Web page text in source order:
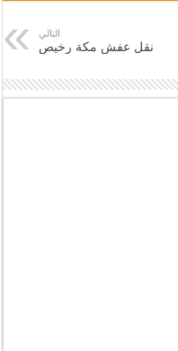
التالي
نقل عفش مكة رخيص